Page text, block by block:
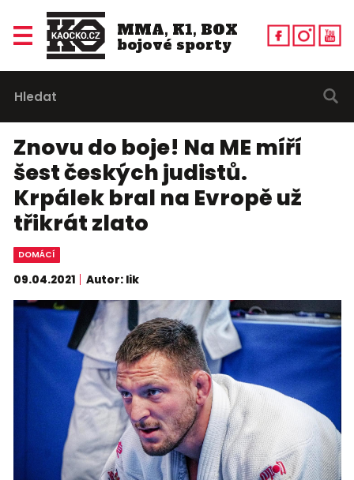
MMA, K1, BOX
bojové sporty
Znovu do boje! Na ME míří
šest českých judistů.
Krpálek bral na Evropě už
třikrát zlato
DOMÁCÍ
09.04.2021 Autor: lik